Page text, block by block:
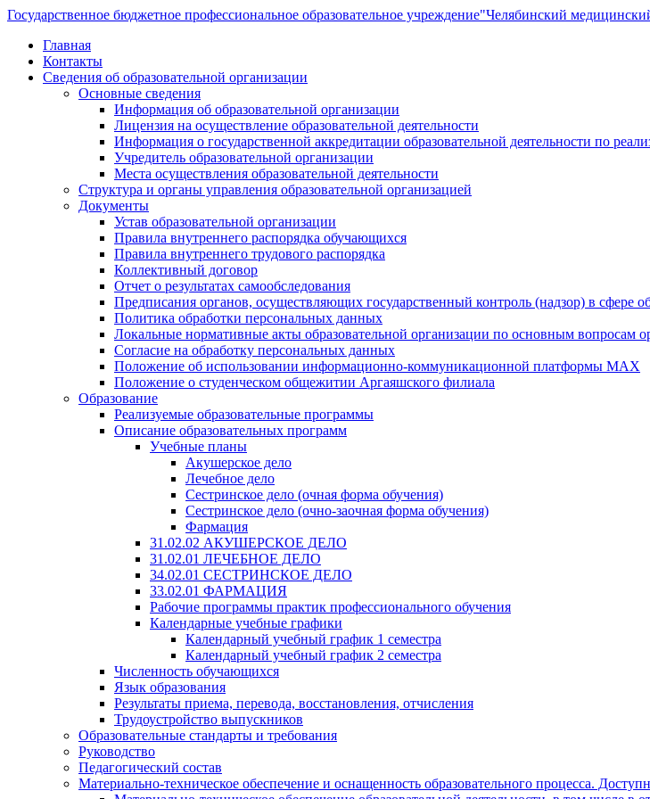
Государственное бюджетное профессиональное образовательное учреждение"Челябинский
Главная
Контакты
Сведения об образовательной организации
Основные сведения
Информация об образовательной организации
Лицензия на осуществление образовательной деятельности
Информация о государственной аккредитации образовательной деятельности по
Учредитель образовательной организации
Места осуществления образовательной деятельности
Структура и органы управления образовательной организацией
Документы
Устав образовательной организации
Правила внутреннего распорядка обучающихся
Правила внутреннего трудового распорядка
Коллективный договор
Отчет о результатах самообследования
Предписания органов, осуществляющих государственный контроль (надзор) в сфере
Политика обработки персональных данных
Локальные нормативные акты образовательной организации по основным вопросам
Согласие на обработку персональных данных
Положение об использовании информационно-коммуникационной платформы MAX
Положение о студенческом общежитии Аргаяшского филиала
Образование
Реализуемые образовательные программы
Описание образовательных программ
Учебные планы
Акушерское дело
Лечебное дело
Сестринское дело (очная форма обучения)
Сестринское дело (очно-заочная форма обучения)
Фармация
31.02.02 АКУШЕРСКОЕ ДЕЛО
31.02.01 ЛЕЧЕБНОЕ ДЕЛО
34.02.01 СЕСТРИНСКОЕ ДЕЛО
33.02.01 ФАРМАЦИЯ
Рабочие программы практик профессионального обучения
Календарные учебные графики
Календарный учебный график 1 семестра
Календарный учебный график 2 семестра
Численность обучающихся
Язык образования
Результаты приема, перевода, восстановления, отчисления
Трудоустройство выпускников
Образовательные стандарты и требования
Руководство
Педагогический состав
Материально-техническое обеспечение и оснащенность образовательного процесса.